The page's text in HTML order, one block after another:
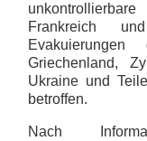
Frankreich
Griechenland,
Ukraine und
betroffen.
Nach